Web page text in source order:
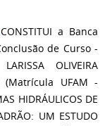
CONSTITUI a Banca
de Curso -
OLIVEIRA
UFAM -
HIDRÁULICOS DE
UM ESTUDO